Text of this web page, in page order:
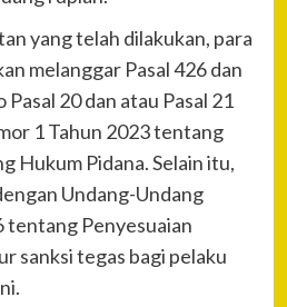
yang telah dilakukan, para
melanggar Pasal 426 dan
20 dan atau Pasal 21
1 Tahun 2023 tentang
Hukum Pidana. Selain itu,
Undang-Undang
tentang Penyesuaian
sanksi tegas bagi pelaku